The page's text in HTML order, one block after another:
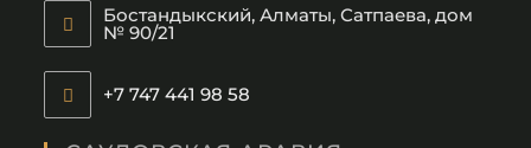
Бостандыкский, Алматы, Сатпаева, дом
№ 90/21
+7 747 441 98 58